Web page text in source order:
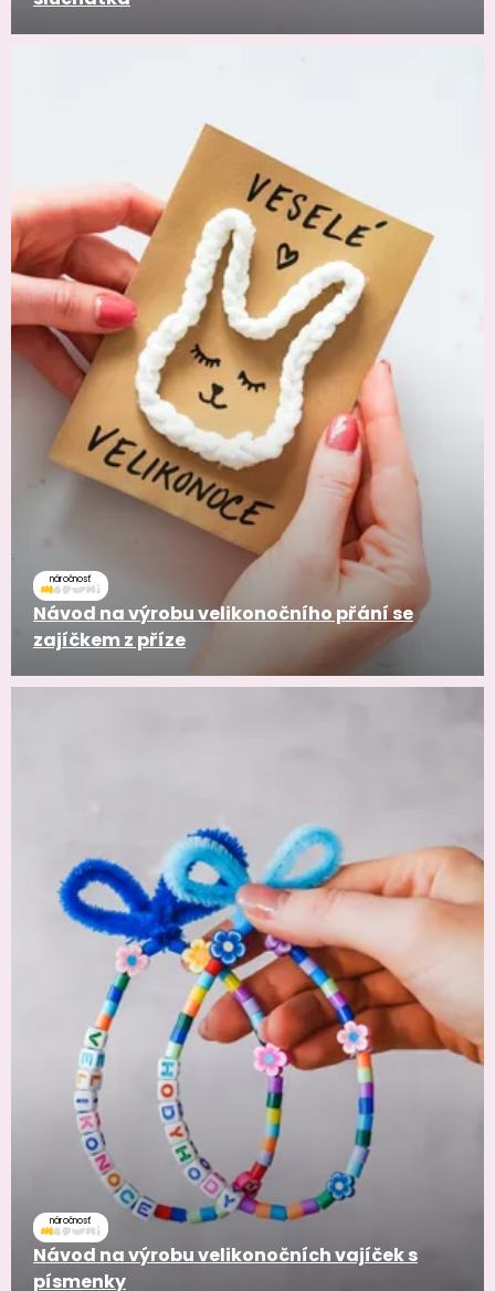
náročnosť
Návod na výrobu velikonočního přání se
zajíčkem z příze
náročnosť
Návod na výrobu velikonočních vajíček s
písmenky